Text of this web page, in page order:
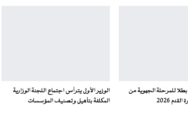
للمرحلة الجهوية من
2026
الوزير الأول يترأس اجتماع اللجنة الوزارية
المكلفة بتأهيل وتصنيف المؤسسات